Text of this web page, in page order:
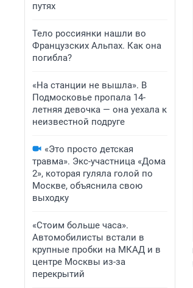
путях
Тело россиянки нашли во
Французских Альпах. Как она
погибла?
«На станции не вышла». В
Подмосковье пропала 14-
летняя девочка — она уехала к
неизвестной подруге
«Это просто детская
травма». Экс-участница «Дома
2», которая гуляла голой по
Москве, объяснила свою
выходку
«Стоим больше часа».
Автомобилисты встали в
крупные пробки на МКАД и в
центре Москвы из-за
перекрытий